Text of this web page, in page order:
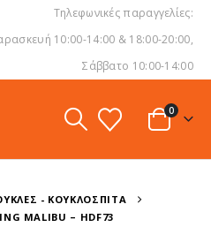
Τηλεφωνικές παραγγελίες:
10:00-14:00 & 18:00-20:00,
Σάββατο 10:00-14:00
0
- ΚΟΥΚΛΌΣΠΙΤΑ
MALIBU – HDF73